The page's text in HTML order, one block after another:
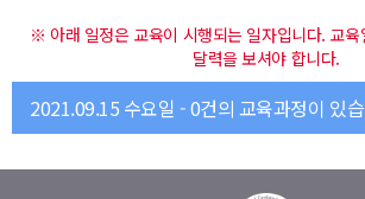
※ 아래 일정은 교육이 시행되는 일자입니다. 교육
달력을 보셔야 합니다.
2021.09.15 수요일 - 0건의 교육과정이 있